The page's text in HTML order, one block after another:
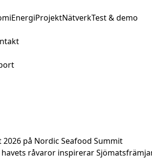
EnergiProjektNätverkTest & demo
på Nordic Seafood Summit
råvaror inspirerar